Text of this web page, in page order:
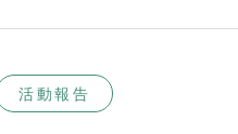
活動報告